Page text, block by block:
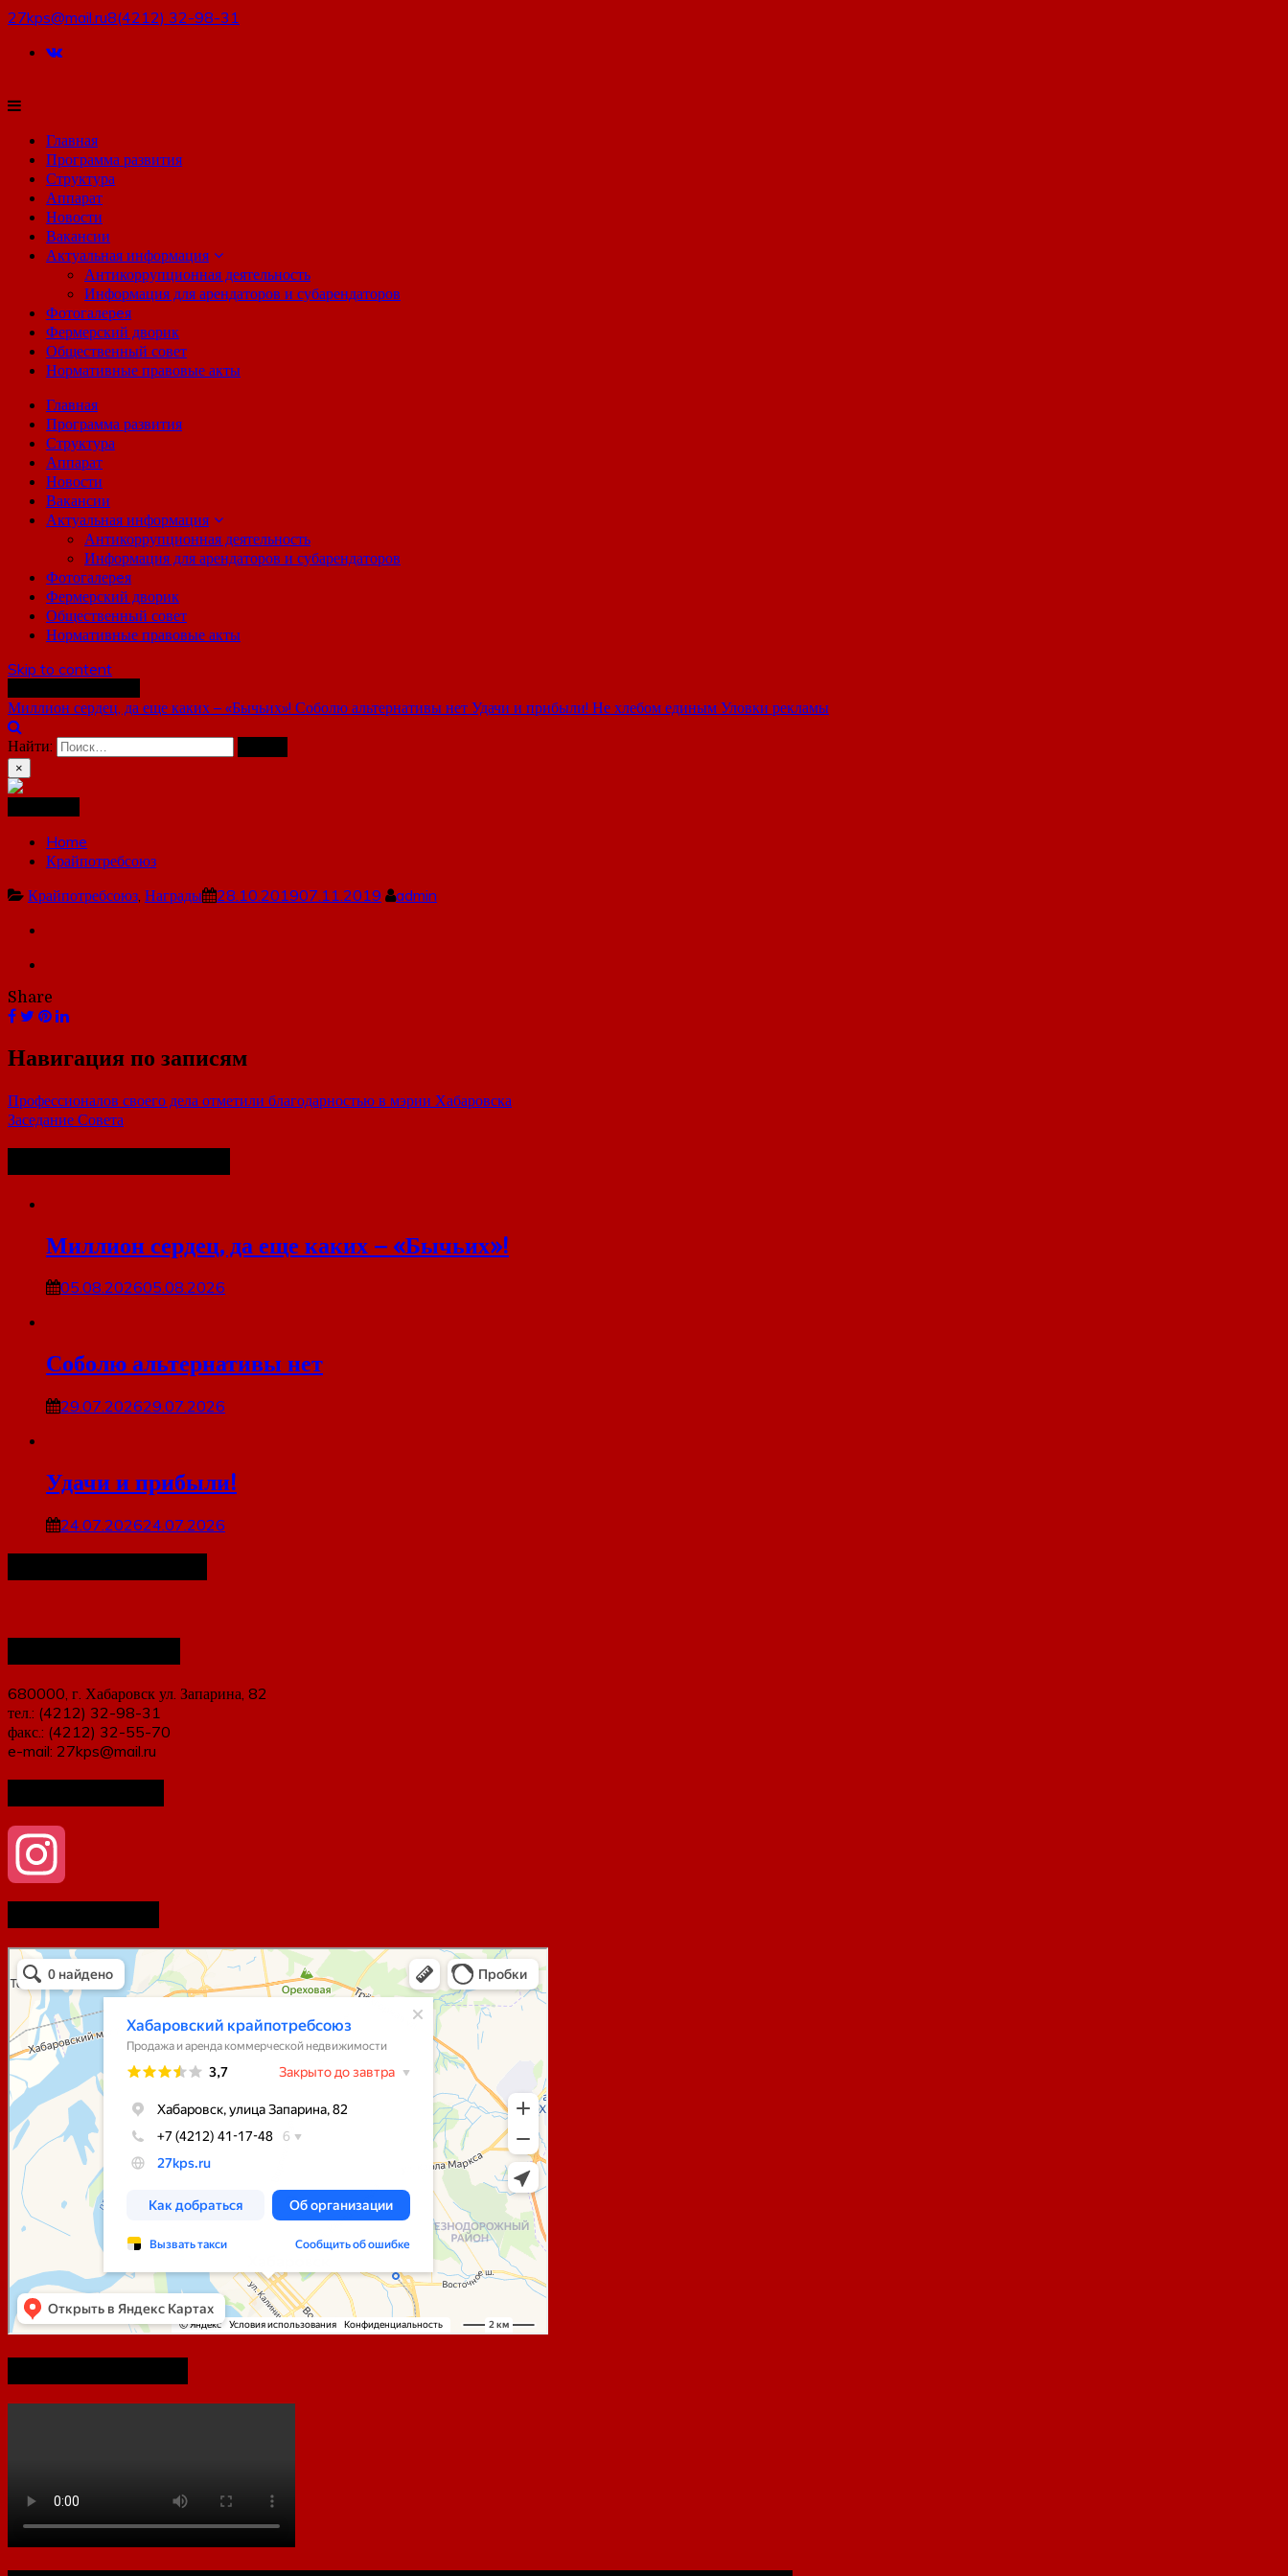
27kps@mail.ru8(4212) 32-98-31
Главная
Программа развития
Структура
Аппарат
Новости
Вакансии
Актуальная информация
Антикоррупционная деятельность
Информация для арендаторов и субарендаторов
Фотогалерeя
Фермерский дворик
Общественный совет
Нормативные правовые акты
Главная
Программа развития
Структура
Аппарат
Новости
Вакансии
Актуальная информация
Антикоррупционная деятельность
Информация для арендаторов и субарендаторов
Фотогалерeя
Фермерский дворик
Общественный совет
Нормативные правовые акты
Skip to content
Миллион сердец, да еще каких – «Бычьих»! Соболю альтернативы нет Удачи и прибыли! Не хлебом единым Уловки рекламы
Найти:
×
Home
Крайпотребсоюз
Крайпотребсоюз, Награды 28.10.201907.11.2019 admin
Share
Навигация по записям
Профессионалов своего дела отметили благодарностью в мэрии Хабаровска
Заседание Совета
Миллион сердец, да еще каких – «Бычьих»!
05.08.202605.08.2026
Соболю альтернативы нет
29.07.202629.07.2026
Удачи и прибыли!
24.07.202624.07.2026
680000, г. Хабаровск ул. Запарина, 82
тел.: (4212) 32-98-31
факс.: (4212) 32-55-70
e-mail: 27kps@mail.ru
Хабаровский Крайпотребсоюз
Продажа и аренда коммерческой недвижимости в Хабаровске